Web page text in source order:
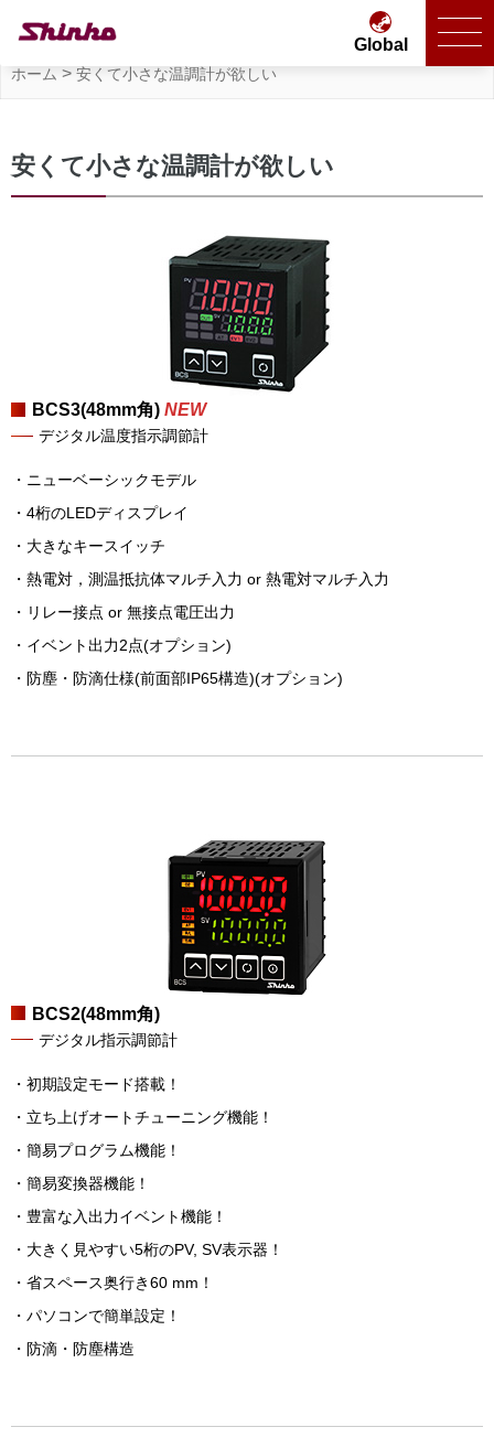
Global
ホーム > 安くて小さな温調計が欲しい
安くて小さな温調計が欲しい
BCS3(48mm角)NEW
デジタル温度指示調節計
・ニューベーシックモデル
・4桁のLEDディスプレイ
・大きなキースイッチ
・熱電対，測温抵抗体マルチ入力 or 熱電対マルチ入力
・リレー接点 or 無接点電圧出力
・イベント出力2点(オプション)
・防塵・防滴仕様(前面部IP65構造)(オプション)
BCS2(48mm角)
デジタル指示調節計
・初期設定モード搭載！
・立ち上げオートチューニング機能！
・簡易プログラム機能！
・簡易変換器機能！
・豊富な入出力イベント機能！
・大きく見やすい5桁のPV, SV表示器！
・省スペース奥行き60 mm！
・パソコンで簡単設定！
・防滴・防塵構造